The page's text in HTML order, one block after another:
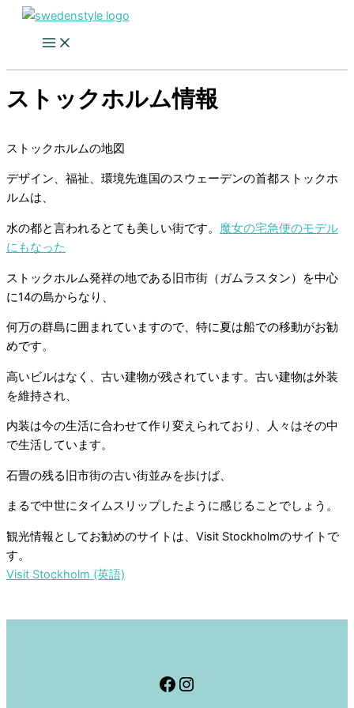
Skip
ストックホルム情報
ストックホルムの地図
デザイン、福祉、環境先進国のスウェーデンの首都ストックホ
ルムは、
水の都と言われるとても美しい街です。 魔女の宅急便のモデル
にもなった
ストックホルム発祥の地である旧市街（ガムラスタン）を中心
に14の島からなり、
何万の群島に囲まれていますので、特に夏は船での移動がお勧
めです。
高いビルはなく、古い建物が残されています。古い建物は外装
を維持され、
内装は今の生活に合わせて作り変えられており、人々はその中
で生活しています。
石畳の残る旧市街の古い街並みを歩けば、
まるで中世にタイムスリップしたように感じることでしょう。
観光情報としてお勧めのサイトは、Visit Stockholmのサイトで
す。
Visit Stockholm (英語)
Facebook
Instagram